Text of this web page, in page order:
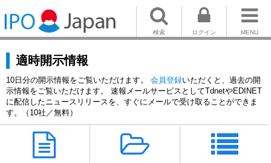
MENU
ログイン
検索
適時開示情報
10日分の開示情報をご覧いただけます。 会員登録いただくと、過去の開
示情報をご覧いただけます。 速報メールサービスとしてTdnetやEDINET
に配信したニュースリリースを、すぐにメールで受け取ることができま
す。（10社／無料）